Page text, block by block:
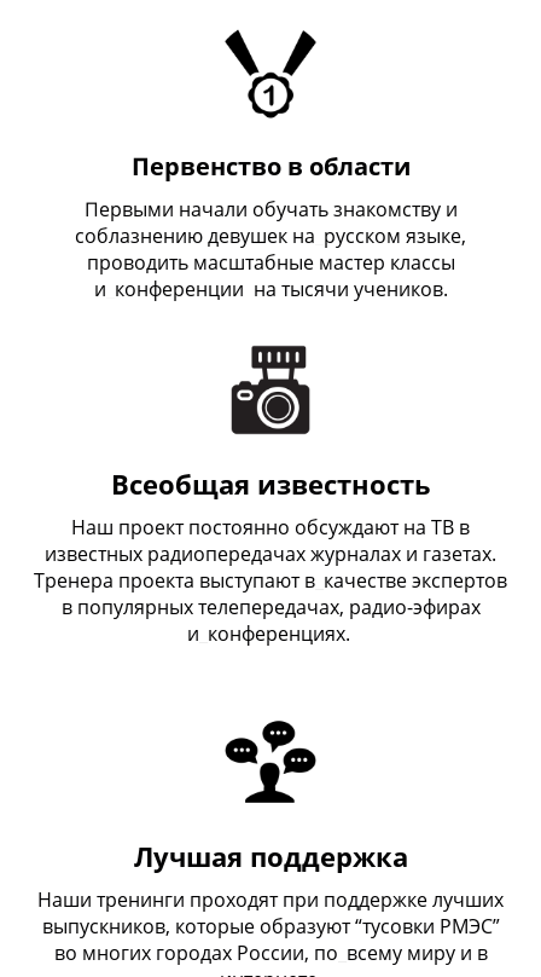
Первенство в области
Первыми начали обучать знакомству и
соблазнению девушек на русском языке,
проводить масштабные мастер классы
и конференции на тысячи учеников.
Всеобщая известность
Наш проект постоянно обсуждают на ТВ в
известных радиопередачах журналах и газетах.
Тренера проекта выступают в качестве экспертов
в популярных телепередачах, радио-эфирах
и конференциях.
Лучшая поддержка
Наши тренинги проходят при поддержке лучших
выпускников, которые образуют “тусовки РМЭС”
во многих городах России, по всему миру и в